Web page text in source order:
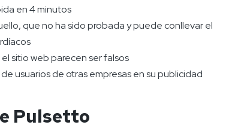
en 4 minutos
que no ha sido probada y puede conllevar el
sitio web parecen ser falsos
usuarios de otras empresas en su publicidad
Pulsetto